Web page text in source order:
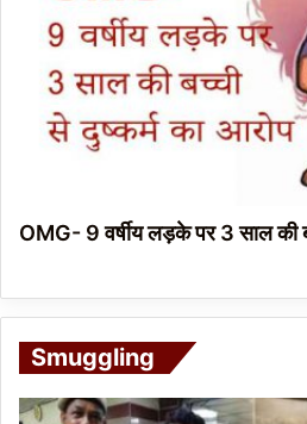
OMG- 9 वर्षीय लड़के पर 3 साल की
Smuggling